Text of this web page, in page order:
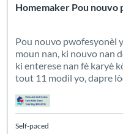
Homemaker Pou nouvo
Pou nouvo pwofesyonèl
moun nan, ki nouvo nan
ki enterese nan fè karyè
tout 11 modil yo, dapre
Self-paced